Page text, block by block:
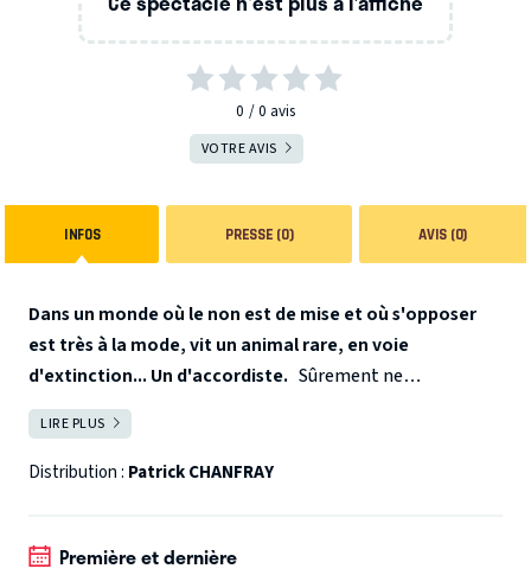
0 0 avis
VOTRE AVIS
INFOS PRESSE (0) AVIS (0)
Dans un monde où le non est de mise et où s'opposer
est très à la mode, vit un animal rare, en voie
d'extinction... Un d'accordiste. Sûrement ne
connaissez-vous d'ailleurs pas ce terme tant cette espèce
est menacée. Le d'accordiste n'a qu'un mot à la bouche :
Oui. Peut-être est-ce cela qui l'a rendu si rare... À force de
pourrait croire que le d'accordiste est un grand niais, un
LIRE PLUS
Distribution : Patrick CHANFRAY
Première et dernière